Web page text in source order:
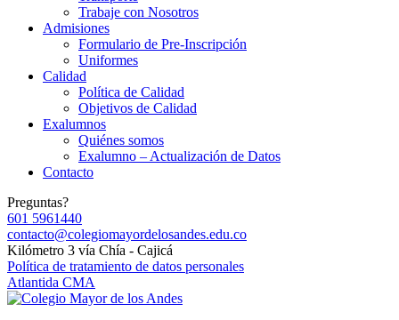
Trabaje con Nosotros
Admisiones
Formulario de Pre-Inscripción
Uniformes
Calidad
Política de Calidad
Objetivos de Calidad
Exalumnos
Quiénes somos
Exalumno – Actualización de Datos
Contacto
Preguntas?
601 5961440
contacto@colegiomayordelosandes.edu.co
Kilómetro 3 vía Chía - Cajicá
Política de tratamiento de datos personales
Atlantida CMA